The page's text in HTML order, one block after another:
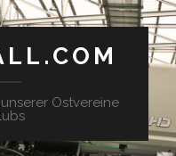
Ostvereine